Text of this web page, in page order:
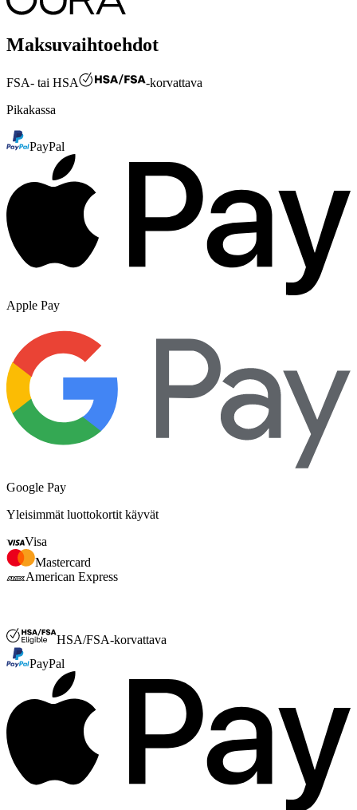
Maksuvaihtoehdot
FSA- tai HSA
-korvattava
Pikakassa
PayPal
Apple Pay
Google Pay
Yleisimmät luottokortit käyvät
Visa
Mastercard
American Express
HSA/FSA-korvattava
PayPal